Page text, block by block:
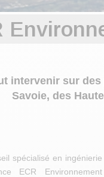
intervenir sur
Savoie, des
spécialisé en ingénierie
ECR Environnement